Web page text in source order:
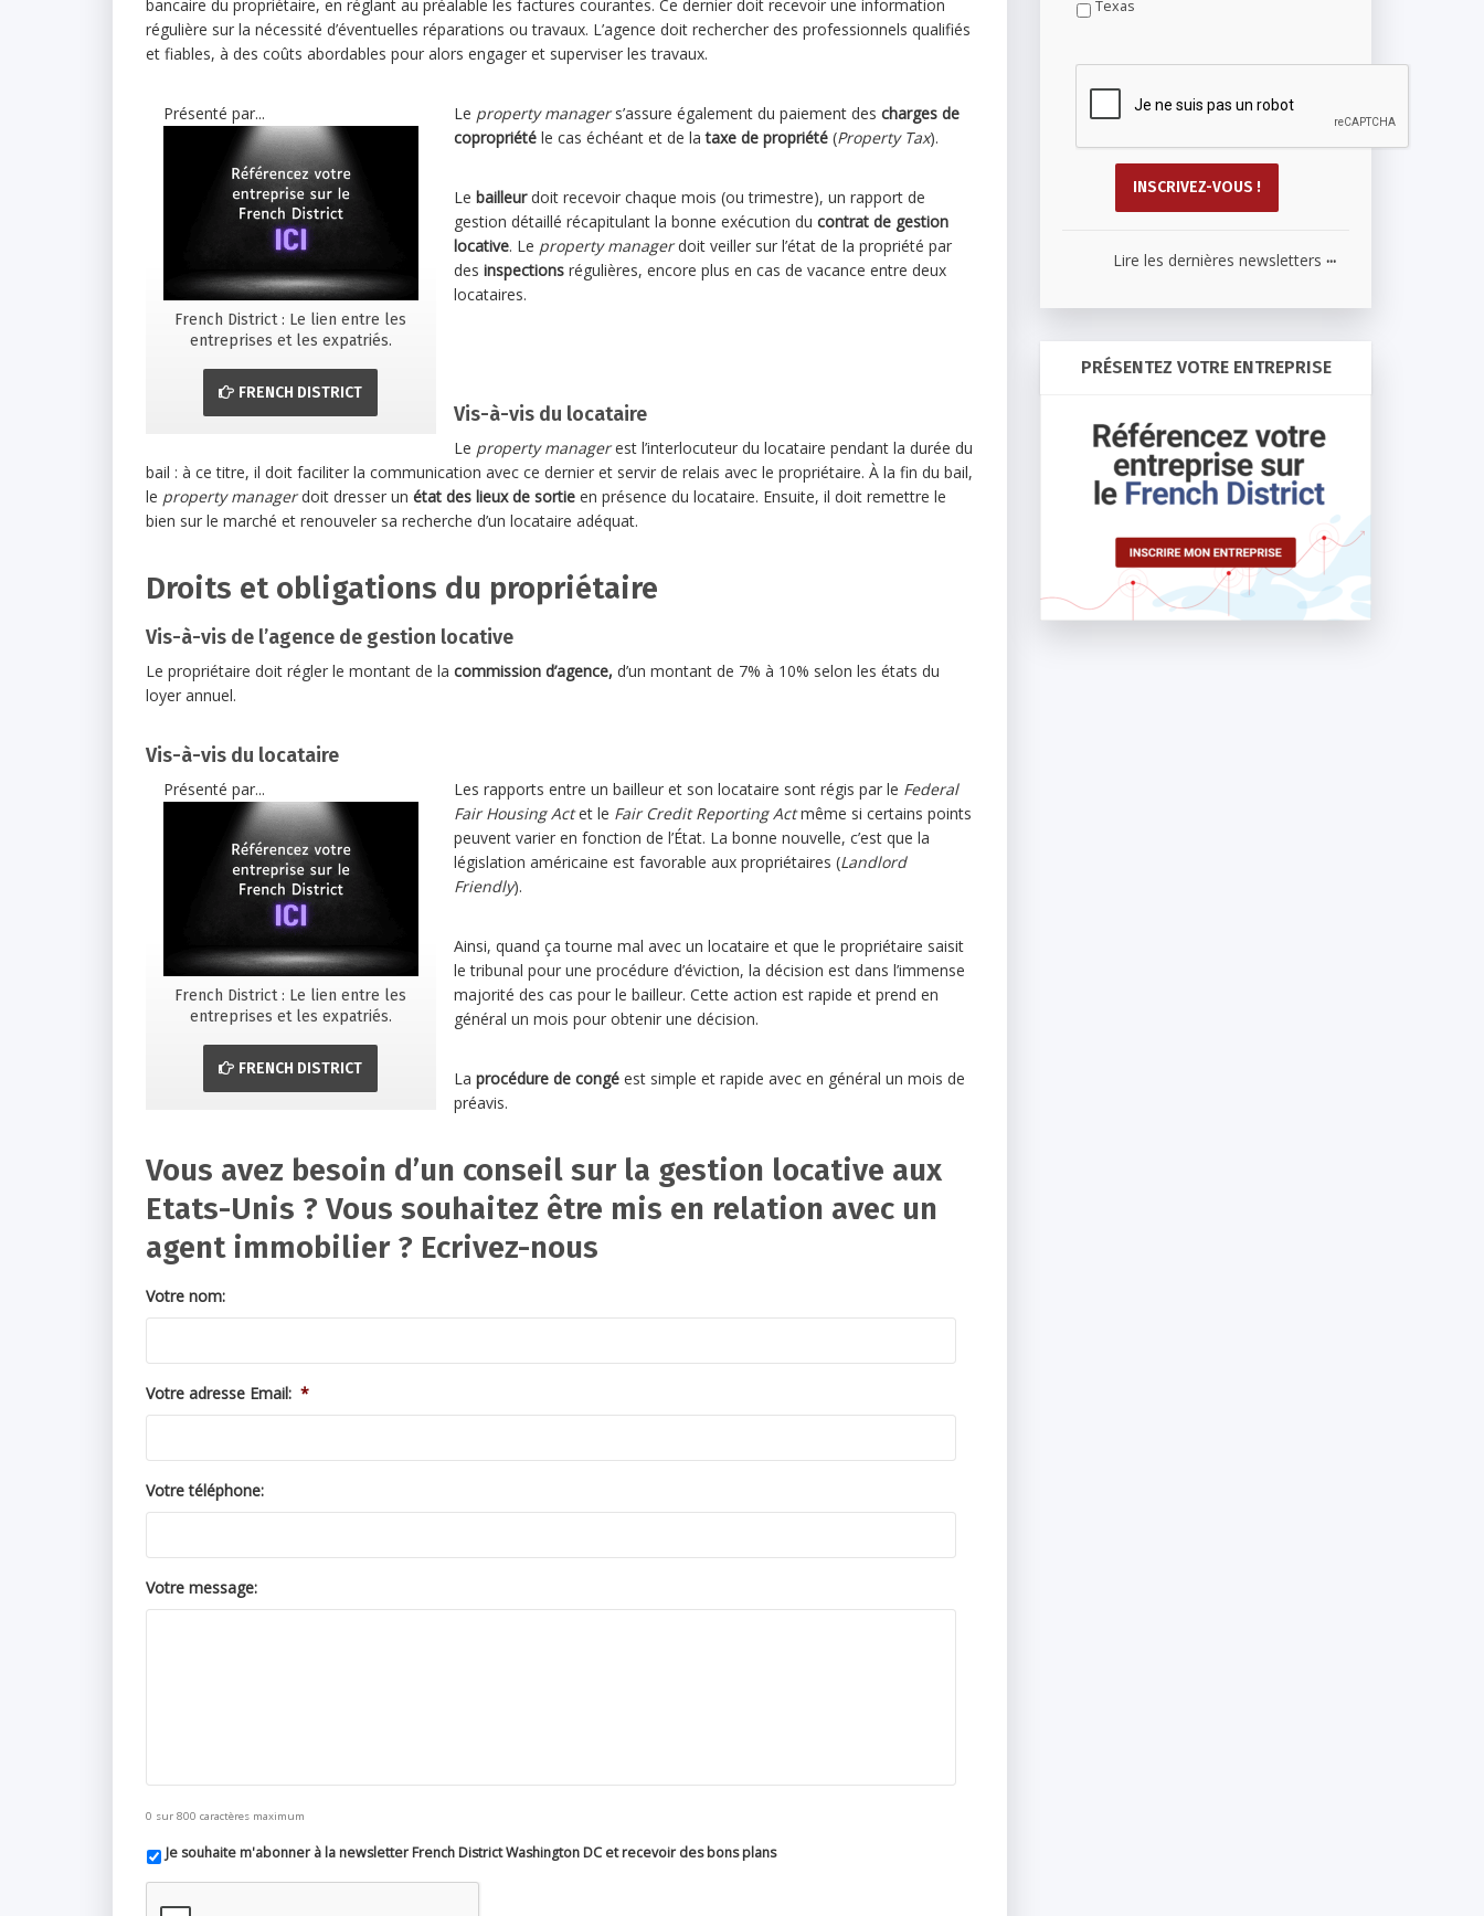
bancaire du propriétaire, en réglant au préalable les factures courantes. Ce dernier doit recevoir une information
régulière sur la nécessité d’éventuelles réparations ou travaux. L’agence doit rechercher des professionnels qualifiés
et fiables, à des coûts abordables pour alors engager et superviser les travaux.
Présenté par...
French District : Le lien entre les
entreprises et les expatriés.
FRENCH DISTRICT
Le property managers’assure également du paiement des charges de
copropriétéle cas échéant et de lataxe de propriété(Property Tax).
Le bailleurdoit recevoir chaque mois (ou trimestre), un rapport de
gestion détaillé récapitulant la bonne exécution du contrat de gestion
locative. Le property managerdoit veiller sur l’état de la propriété par
des inspectionsrégulières, encore plus en cas de vacance entre deux
locataires.
Vis-à-vis du locataire
Le property managerest l’interlocuteur du locataire pendant la durée du
bail : à ce titre, il doit faciliter la communication avec ce dernier et servir de relais avec le propriétaire. À la fin du bail,
le property managerdoit dresser un état des lieux de sortie en présence du locataire. Ensuite, il doit remettre le
bien sur le marché et renouveler sa recherche d’un locataire adéquat.
Droits et obligations du propriétaire
Vis-à-vis de l’agence de gestion locative
Le propriétaire doit régler le montant de la commission d’agence, d’un montant de 7% à 10% selon les états du
loyer annuel.
Vis-à-vis du locataire
Présenté par...
French District : Le lien entre les
entreprises et les expatriés.
FRENCH DISTRICT
Les rapports entre un bailleur et son locataire sont régis par le Federal
Fair Housing Actet le Fair Credit Reporting Actmême si certains points
peuvent varier en fonction de l’État. La bonne nouvelle, c’est que la
législation américaine est favorable aux propriétaires (Landlord
Friendly).
Ainsi, quand ça tourne mal avec un locataire et que le propriétaire saisit
le tribunal pour une procédure d’éviction, la décision est dans l’immense
majorité des cas pour le bailleur. Cette action est rapide et prend en
général un mois pour obtenir une décision.
La procédure de congéest simple et rapide avec en général un mois de
préavis.
Vous avez besoin d’un conseil sur la gestion locative aux
Etats-Unis ? Vous souhaitez être mis en relation avec un
agent immobilier ? Ecrivez-nous
Votre nom:
Votre adresse Email: *
Votre téléphone:
Votre message:
0 sur 800 caractères maximum
Je souhaite m'abonner à la newsletter French District Washington DC et recevoir des bons plans
Texas
Lire les dernières newsletters ...
PRÉSENTEZ VOTRE ENTREPRISE